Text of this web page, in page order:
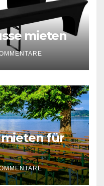
mieten
für